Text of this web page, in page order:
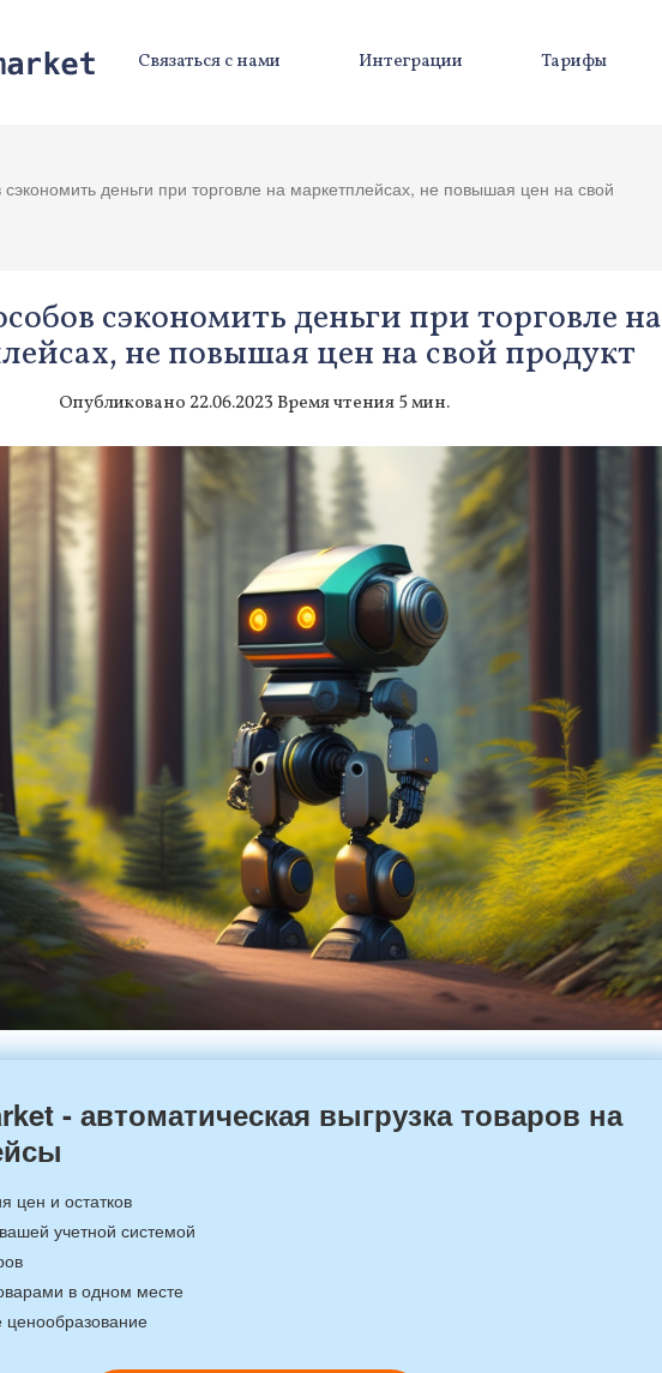
Связаться с нами Интеграции Тарифы
деньги при торговле на маркетплейсах, не повышая цен на свой
сэкономить деньги при торговле на
не повышая цен на свой продукт
Опубликовано 22.06.2023 Время чтения 5 мин.
- автоматическая выгрузка товаров на
цен и остатков
учетной системой
в одном месте
ценообразование